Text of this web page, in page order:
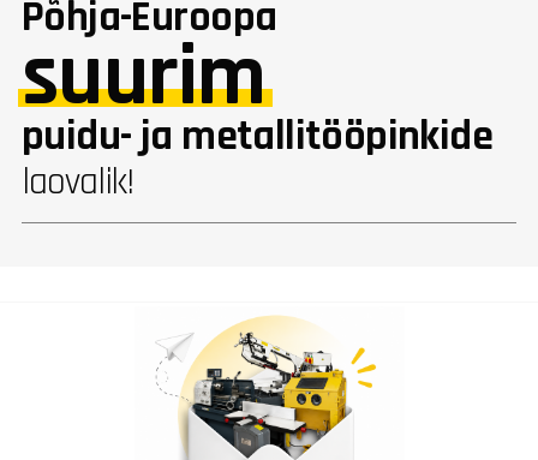
Põhja-Euroopa
suurim
puidu- ja metallitööpinkide
laovalik!